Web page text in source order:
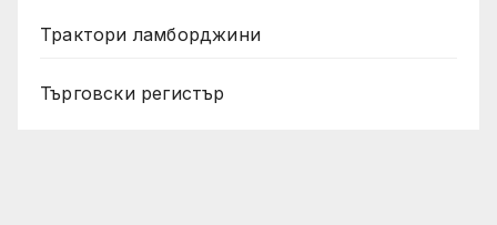
Трактори ламборджини
Търговски регистър